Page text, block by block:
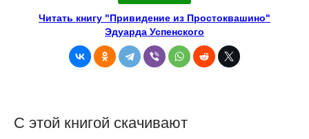
Читать книгу "Привидение из Простоквашино"
Эдуарда Успенского
С этой книгой скачивают